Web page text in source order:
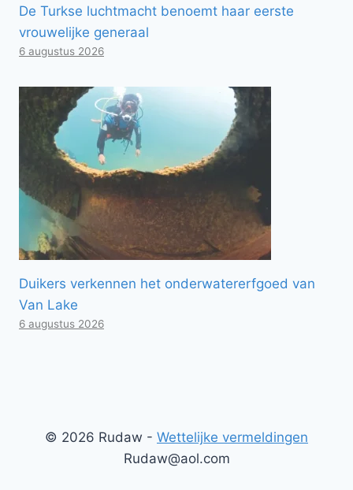
De Turkse luchtmacht benoemt haar eerste
vrouwelijke generaal
6 augustus 2026
Duikers verkennen het onderwatererfgoed van
Van Lake
6 augustus 2026
© 2026 Rudaw - Wettelijke vermeldingen
Rudaw@aol.com